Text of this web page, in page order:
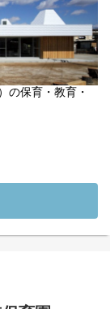
の保育・教育・
【東京都 保育士
オシゴトです◎
フォロー